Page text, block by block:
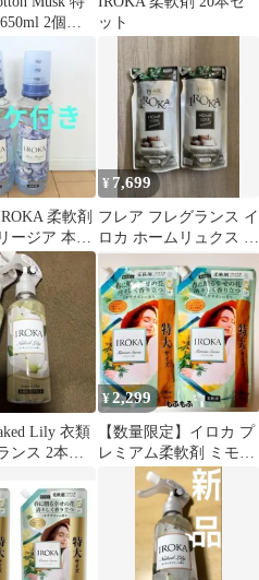
2個セ
ット
柔軟剤
ージア 本体
オマケ付き
¥ 7,699
フレア フレグランス イ
ロカ ホームリュクス ア
ロマティックミューゲ
の香り 2個
Lily 衣類
ンス 2本セ
¥2,299
【数量限定】イロカ プ
レミアム柔軟剤 ミモザ
サボンの香り 特大サイ
ズ つめかえ用